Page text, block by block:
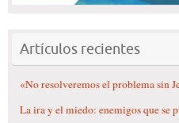
Artículos recientes
«No resolveremos el problema sin
La ira y el miedo: enemigos que se